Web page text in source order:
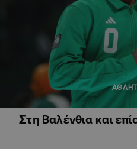
Στη Βαλένθια και